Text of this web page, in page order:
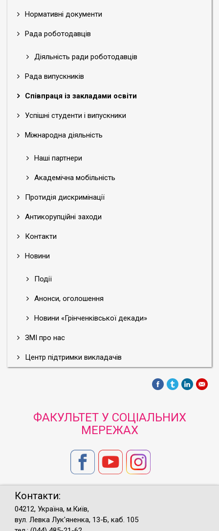
Нормативні документи
Рада роботодавців
Діяльність ради роботодавців
Рада випускників
Співпраця із закладами освіти
Успішні студенти і випускники
Міжнародна діяльність
Наші партнери
Академічна мобільність
Протидія дискримінації
Антикорупційні заходи
Контакти
Новини
Події
Анонси, оголошення
Новини «Грінченківської декади»
ЗМІ про нас
Центр підтримки викладачів
ФАКУЛЬТЕТ У СОЦІАЛЬНИХ
МЕРЕЖАХ
Контакти:
04212, Україна, м.Київ,
вул. Левка Лук'яненка, 13-Б, каб. 105